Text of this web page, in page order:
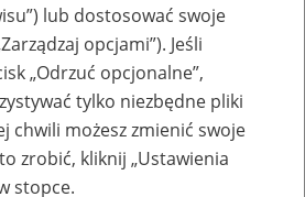
lub
zakładów pracy
lub dostosować swoje
opcjami”). Jeśli
„Odrzuć opcjonalne”,
tylko niezbędne pliki
chwili możesz zmienić swoje
zrobić, kliknij „Ustawienia
stopce.